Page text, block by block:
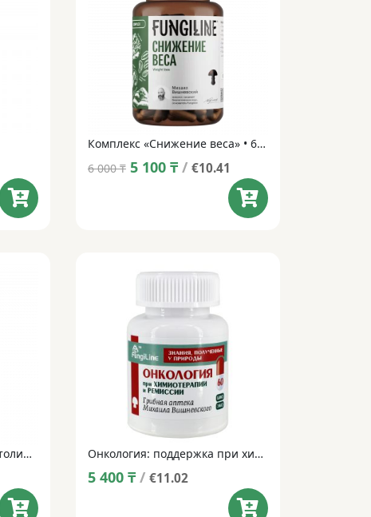
Комплекс «Снижение веса» • 60 капсул
6 000₸ Original
5 100 ₸Current
/ €10.41
Готу кола • 60 капсул • Фитолинейка
Онкология: поддержка при химиотерапии и ремиссии • 60 капсул
5 400 ₸ / €11.02